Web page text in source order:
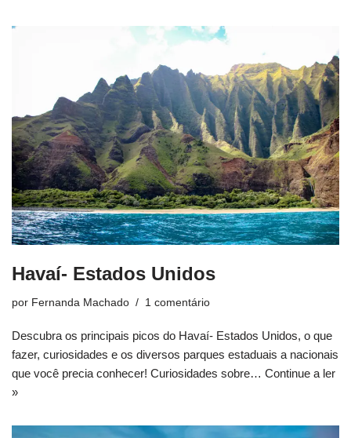
Havaí- Estados Unidos
por Fernanda Machado 1 comentário
Descubra os principais picos do Havaí- Estados Unidos, o que
fazer, curiosidades e os diversos parques estaduais a nacionais
que você precia conhecer! Curiosidades sobre… Continue a ler
»